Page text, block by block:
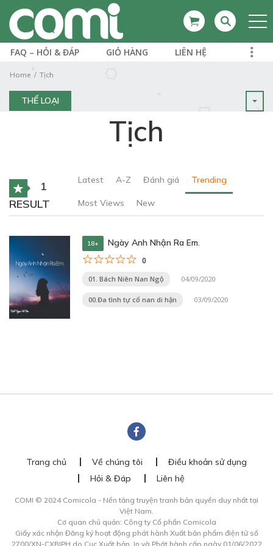
FAQ – HỎI & ĐÁP GIỎ HÀNG LIÊN HỆ
Home Tịch
THỂ LOẠI
Tịch
1
RESULT
Latest A-Z Đánh giá Trending
Most Views New
18+ Ngày Anh Nhận Ra Em.
0
01. Bách Niên Nan Ngộ 04/09/2020
00.Đa tình tự cổ nan di hận 03/09/2020
Trang chủ Về chúng tôi
Điều khoản sử dụng
Hỏi & Đáp
Liên hệ
COMI © 2024 Comicola - Nền tảng truyện tranh bản quyền duy nhất tại
Việt Nam.
Cơ quan chủ quản: Công ty Cổ phần Comicola
Giấy xác nhận Đăng ký hoạt động phát hành Xuất bản phẩm điện tử số
2700/XN-CXBIPH do Cục Xuất bản, In và Phát hành cấp ngày 01/06/2022